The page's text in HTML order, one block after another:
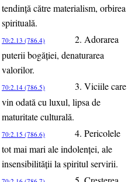
tendinţă către materialism, orbirea
spirituală.
70:2.13 (786.4)
2. Adorarea
puterii bogăţiei, denaturarea
valorilor.
70:2.14 (786.5)
3. Viciile care
vin odată cu luxul, lipsa de
maturitate culturală.
70:2.15 (786.6)
4. Pericolele
tot mai mari ale indolenţei, ale
insensibilităţii la spiritul servirii.